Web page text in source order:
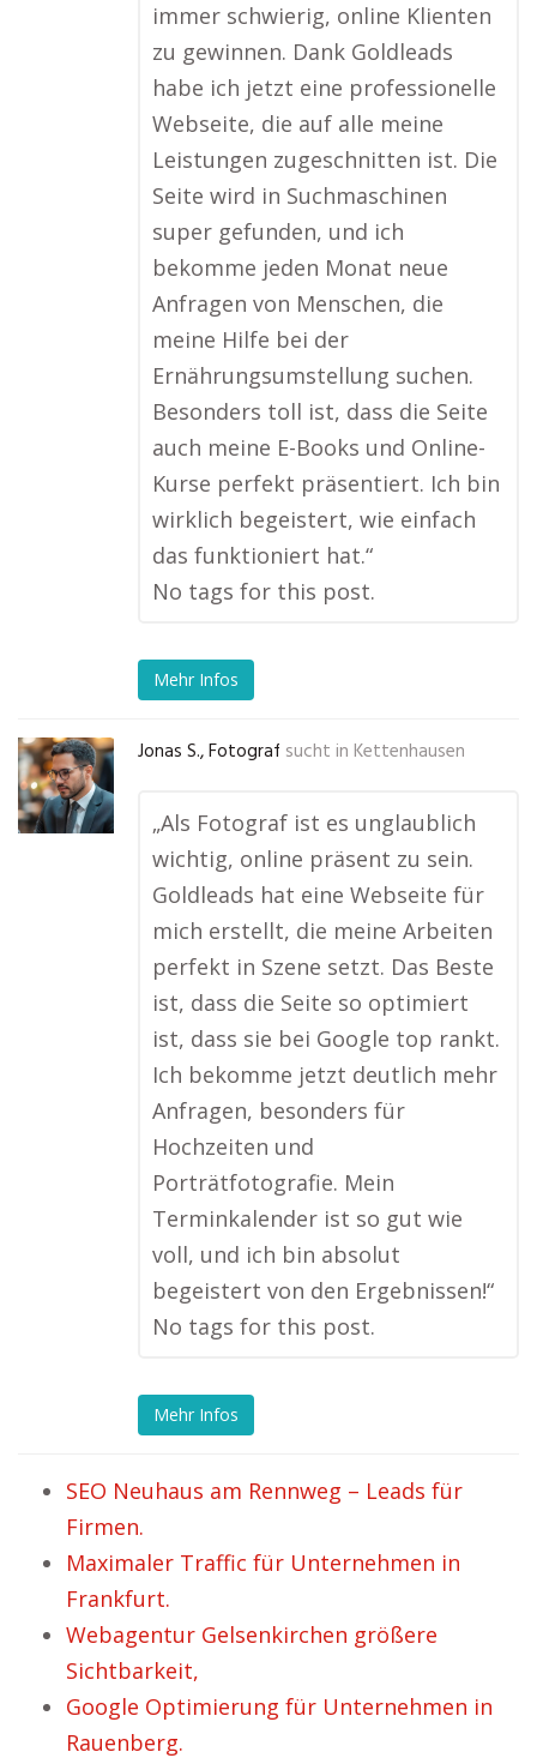
immer schwierig, online Klienten
zu gewinnen. Dank Goldleads
habe ich jetzt eine professionelle
Webseite, die auf alle meine
Leistungen zugeschnitten ist. Die
Seite wird in Suchmaschinen
super gefunden, und ich
bekomme jeden Monat neue
Anfragen von Menschen, die
meine Hilfe bei der
Ernährungsumstellung suchen.
Besonders toll ist, dass die Seite
auch meine E-Books und Online-
Kurse perfekt präsentiert. Ich bin
wirklich begeistert, wie einfach
das funktioniert hat.“
No tags for this post.
Mehr Infos
Jonas S., Fotograf sucht in Kettenhausen
„Als Fotograf ist es unglaublich
wichtig, online präsent zu sein.
Goldleads hat eine Webseite für
mich erstellt, die meine Arbeiten
perfekt in Szene setzt. Das Beste
ist, dass die Seite so optimiert
ist, dass sie bei Google top rankt.
Ich bekomme jetzt deutlich mehr
Anfragen, besonders für
Hochzeiten und
Porträtfotografie. Mein
Terminkalender ist so gut wie
voll, und ich bin absolut
begeistert von den Ergebnissen!“
No tags for this post.
Mehr Infos
SEO Neuhaus am Rennweg – Leads für
Firmen.
Maximaler Traffic für Unternehmen in
Frankfurt.
Webagentur Gelsenkirchen größere
Sichtbarkeit,
Google Optimierung für Unternehmen in
Rauenberg.